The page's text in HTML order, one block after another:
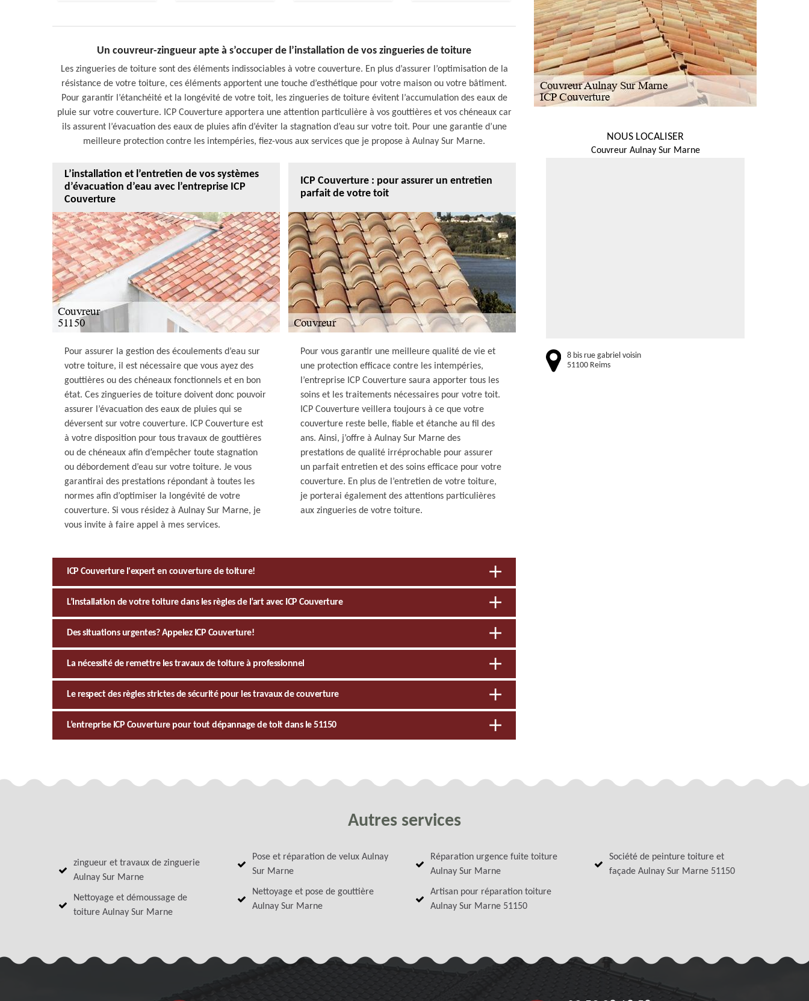
Un couvreur-zingueur apte à s’occuper de l’installation de vos zingueries de toiture
Les zingueries de toiture sont des éléments indissociables à votre couverture. En plus d’assurer l’optimisation de la
résistance de votre toiture, ces éléments apportent une touche d’esthétique pour votre maison ou votre bâtiment.
Pour garantir l’étanchéité et la longévité de votre toit, les zingueries de toiture évitent l’accumulation des eaux de
pluie sur votre couverture. ICP Couverture apportera une attention particulière à vos gouttières et vos chéneaux car
ils assurent l’évacuation des eaux de pluies afin d’éviter la stagnation d’eau sur votre toit. Pour une garantie d’une
meilleure protection contre les intempéries, fiez-vous aux services que je propose à Aulnay Sur Marne.
L’installation et l’entretien de vos systèmes
d’évacuation d’eau avec l’entreprise ICP
Couverture
Pour assurer la gestion des écoulements d’eau sur
votre toiture, il est nécessaire que vous ayez des
gouttières ou des chéneaux fonctionnels et en bon
état. Ces zingueries de toiture doivent donc pouvoir
assurer l’évacuation des eaux de pluies qui se
déversent sur votre couverture. ICP Couverture est
à votre disposition pour tous travaux de gouttières
ou de chéneaux afin d’empêcher toute stagnation
ou débordement d’eau sur votre toiture. Je vous
garantirai des prestations répondant à toutes les
normes afin d’optimiser la longévité de votre
couverture. Si vous résidez à Aulnay Sur Marne, je
vous invite à faire appel à mes services.
ICP Couverture : pour assurer un entretien
parfait de votre toit
Pour vous garantir une meilleure qualité de vie et
une protection efficace contre les intempéries,
l’entreprise ICP Couverture saura apporter tous les
soins et les traitements nécessaires pour votre toit.
ICP Couverture veillera toujours à ce que votre
couverture reste belle, fiable et étanche au fil des
ans. Ainsi, j’offre à Aulnay Sur Marne des
prestations de qualité irréprochable pour assurer
un parfait entretien et des soins efficace pour votre
couverture. En plus de l’entretien de votre toiture,
je porterai également des attentions particulières
aux zingueries de votre toiture.
ICP Couverture l'expert en couverture de toiture!
L’installation de votre toiture dans les règles de l’art avec ICP Couverture
Des situations urgentes? Appelez ICP Couverture!
La nécessité de remettre les travaux de toiture à professionnel
Le respect des règles strictes de sécurité pour les travaux de couverture
L’entreprise ICP Couverture pour tout dépannage de toit dans le 51150
NOUS LOCALISER
Couvreur Aulnay Sur Marne
8 bis rue gabriel voisin
51100 Reims
Autres services
zingueur et travaux de zinguerie
Aulnay Sur Marne
Nettoyage et démoussage de
toiture Aulnay Sur Marne
Pose et réparation de velux Aulnay
Sur Marne
Nettoyage et pose de gouttière
Aulnay Sur Marne
Réparation urgence fuite toiture
Aulnay Sur Marne
Artisan pour réparation toiture
Aulnay Sur Marne 51150
Société de peinture toiture et
façade Aulnay Sur Marne 51150